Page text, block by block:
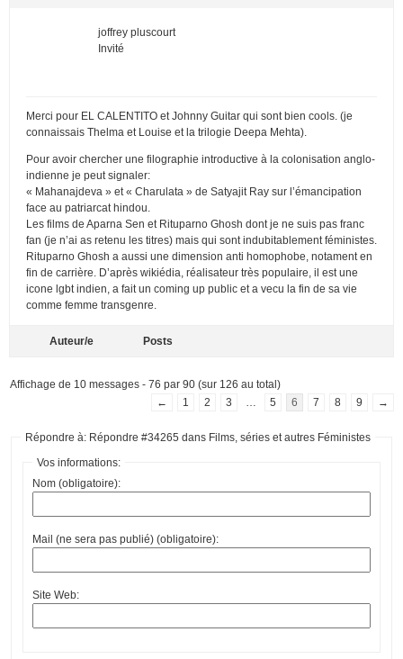
joffrey pluscourt
Invité
Merci pour EL CALENTITO et Johnny Guitar qui sont bien cools. (je
connaissais Thelma et Louise et la trilogie Deepa Mehta).
Pour avoir chercher une filographie introductive à la colonisation anglo-
indienne je peut signaler:
« Mahanajdeva » et « Charulata » de Satyajit Ray sur l’émancipation
face au patriarcat hindou.
Les films de Aparna Sen et Rituparno Ghosh dont je ne suis pas franc
fan (je n’ai as retenu les titres) mais qui sont indubitablement féministes.
Rituparno Ghosh a aussi une dimension anti homophobe, notament en
fin de carrière. D’après wikiédia, réalisateur très populaire, il est une
icone lgbt indien, a fait un coming up public et a vecu la fin de sa vie
comme femme transgenre.
Auteur/e Posts
Affichage de 10 messages - 76 par 90 (sur 126 au total)
←
1 2 3 5 6 7 8 9 →
Répondre à: Répondre #34265 dans Films, séries et autres Féministes
Vos informations:
Nom (obligatoire):
Mail (ne sera pas publié) (obligatoire):
Site Web: